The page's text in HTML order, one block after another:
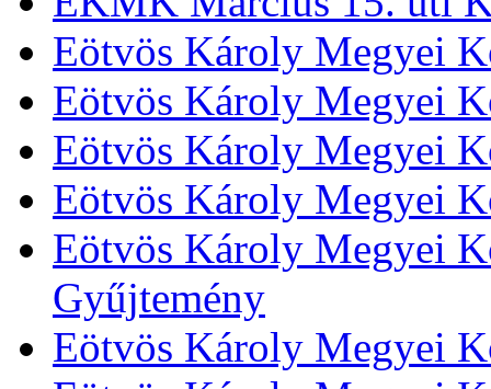
Eötvös Károly Megyei
Eötvös Károly Megyei
Eötvös Károly Megyei
Eötvös Károly Megyei
Eötvös Károly Megyei
Gyűjtemény
Eötvös Károly Megyei